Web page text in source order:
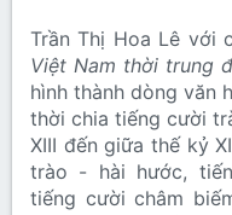
Trần Thị Hoa Lê với
Việt Nam thời trung
hình thành dòng văn
thời chia tiếng cười
XIII đến giữa thế kỷ
trào - hài hước,
tiếng cười châm